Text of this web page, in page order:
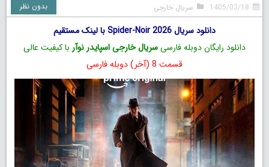
1405/03/18 سریال خارجی بدون نظر
دانلود سریال Spider-Noir 2026 با لینک مستقیم
دانلود رایگان دوبله فارسیسریال خارجی اسپایدر نوآر با کیفیت عالی
قسمت 8 (آخر) دوبله فارسی